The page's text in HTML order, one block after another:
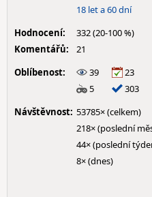
18 let a 60 dní
Hodnocení:
332 (20-100 %)
Komentářů:
21
Oblíbenost:
39
23
5
303
Návštěvnost: 53785× (celkem)
218× (poslední
44× (poslední
8× (dnes)